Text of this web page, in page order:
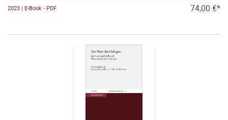
2023 | E-Book - PDF 74,00 €*